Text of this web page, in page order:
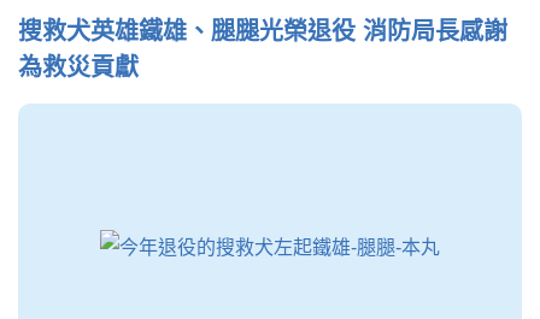
搜救犬英雄鐵雄、腿腿光榮退役 消防局長感謝
為救災貢獻